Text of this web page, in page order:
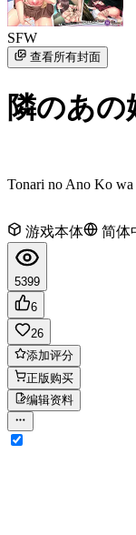
SFW
查看所有封面
隣のあの
Tonari no Ano Ko
游戏本体 简体
5399
6
26
添加评分
正版购买
编辑资料